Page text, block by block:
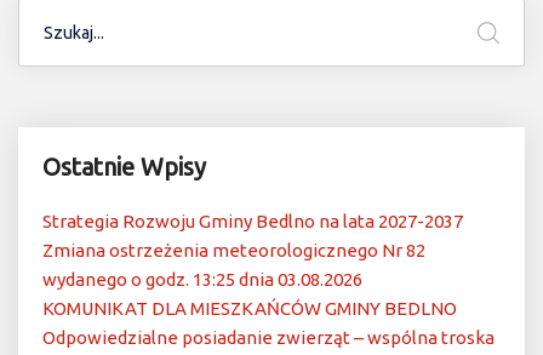
Ostatnie Wpisy
Strategia Rozwoju Gminy Bedlno na lata 2027-2037
Zmiana ostrzeżenia meteorologicznego Nr 82
wydanego o godz. 13:25 dnia 03.08.2026
KOMUNIKAT DLA MIESZKAŃCÓW GMINY BEDLNO
Odpowiedzialne posiadanie zwierząt – wspólna troska